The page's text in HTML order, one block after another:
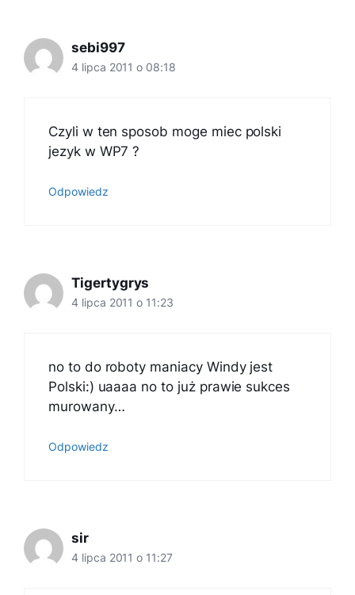
sebi997
4 lipca 2011 o 08:18
Czyli w ten sposob moge miec polski
jezyk w WP7 ?
Odpowiedz
Tigertygrys
4 lipca 2011 o 11:23
no to do roboty maniacy Windy jest
Polski:) uaaaa no to już prawie sukces
murowany…
Odpowiedz
sir
4 lipca 2011 o 11:27